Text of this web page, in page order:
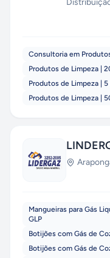
Consultoria em
Produtos de Limpeza |
Produtos de Limpeza |
Produtos de Limpeza |
Mangueiras para Gás
GLP
Botijões com Gás de
Botijões com Gás de